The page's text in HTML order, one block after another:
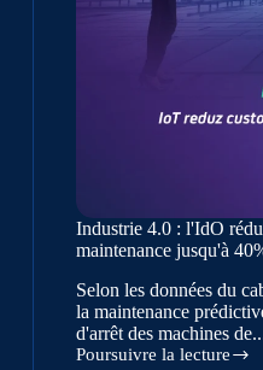
Industrie 4.0 : l'IdO
maintenance jusqu'à
Selon les données du
la maintenance
d'arrêt des machines
Poursuivre la lecture
Industrie